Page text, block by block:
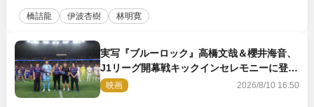
橋詰龍 伊波杏樹 林明寛
実写『ブルーロック』高橋文哉＆櫻井海音、
J1リーグ開幕戦キックインセレモニーに登場
＆喜びの声到着
映画 2026/8/10 16:50